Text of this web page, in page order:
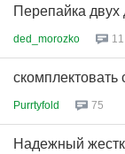
Перепайка двух
ded_morozko 11
скомплектовать
Purrtyfold 75
Надежный